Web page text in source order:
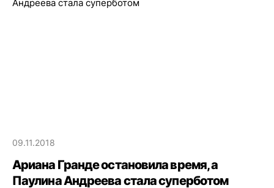
09.11.2018
Ариана Гранде остановила время, а
Паулина Андреева стала суперботом